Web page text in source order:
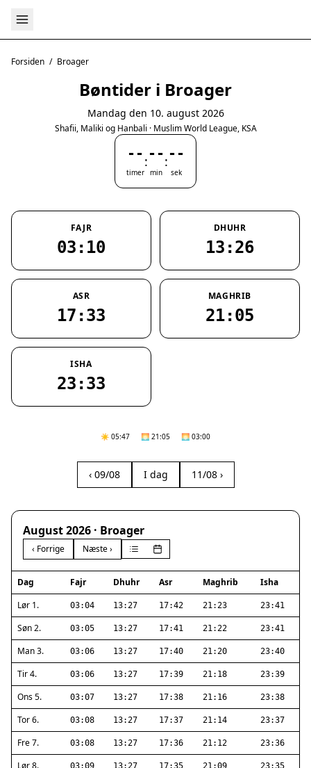
Forsiden / Broager
Bøntider i Broager
Mandag den 10. august 2026
Shafii, Maliki og Hanbali · Muslim World League, KSA
--
timer
:--
min
:--
sek
FAJR
03:10
DHUHR
13:26
ASR
17:33
MAGHRIB
21:05
ISHA
23:33
☀️ 05:47 🌅 21:05 🌅 03:00
‹ 09/08 I dag 11/08 ›
August 2026 · Broager
‹ Forrige Næste ›
Dag Fajr Dhuhr Asr Maghrib
Isha
Lør 1.
03:04 13:27 17:42 21:23 23:41
Søn 2. 03:05 13:27 17:41 21:22 23:41
Man 3. 03:06 13:27 17:40 21:20 23:40
Tir 4. 03:06 13:27 17:39 21:18 23:39
Ons 5. 03:07 13:27 17:38 21:16 23:38
Tor 6. 03:08 13:27 17:37 21:14 23:37
Fre 7. 03:08 13:27 17:36 21:12 23:36
Lør 8. 03:09 13:27 17:35 21:09 23:35